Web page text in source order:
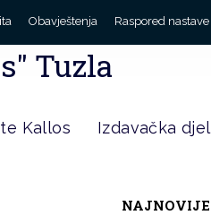
Obavještenja Raspored nastave
Tuzla
Kallos Izdavačka